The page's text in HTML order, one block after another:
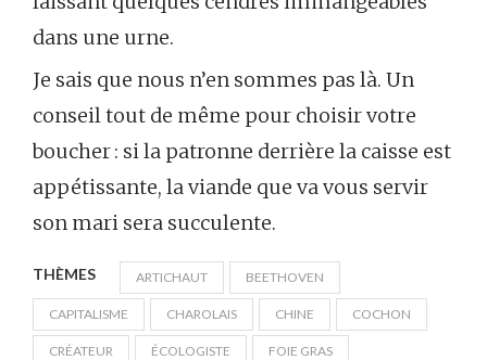
dans une urne.
Je sais que nous n’en sommes pas là. Un
conseil tout de même pour choisir votre
boucher : si la patronne derrière la caisse est
appétissante, la viande que va vous servir
son mari sera succulente.
THÈMES ARTICHAUT BEETHOVEN
CAPITALISME CHAROLAIS CHINE COCHON
CRÉATEUR ÉCOLOGISTE FOIE GRAS